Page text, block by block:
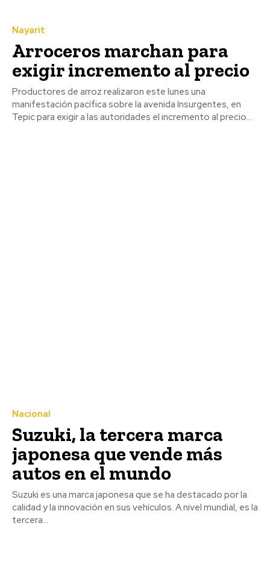
Nayarit
Arroceros marchan para
exigir incremento al precio
Productores de arroz realizaron este lunes una
manifestación pacífica sobre la avenida Insurgentes, en
Tepic para exigir a las autoridades el incremento al precio...
Nacional
Suzuki, la tercera marca
japonesa que vende más
autos en el mundo
Suzuki es una marca japonesa que se ha destacado por la
calidad y la innovación en sus vehículos. A nivel mundial, es la
tercera...